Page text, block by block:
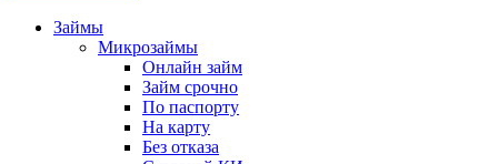
Займы
Микрозаймы
Онлайн займ
Займ срочно
По паспорту
На карту
Без отказа